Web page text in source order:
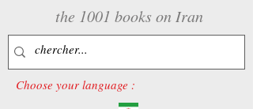
the 1001 books on Iran
Choose your language :